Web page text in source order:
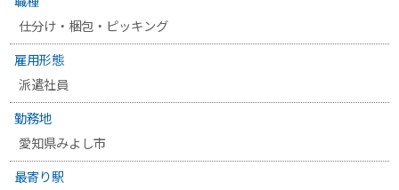
仕分け・梱包・ピッキング
雇用形態
派遣社員
勤務地
愛知県みよし市
最寄り駅